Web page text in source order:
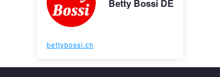
Betty Bossi DE
bettybossi.ch